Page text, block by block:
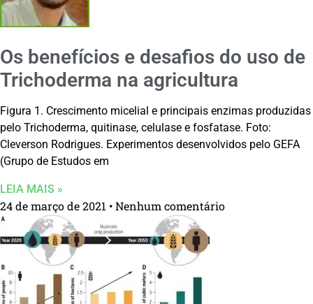
Os benefícios e desafios do uso de
Trichoderma na agricultura
Figura 1. Crescimento micelial e principais enzimas produzidas
pelo Trichoderma, quitinase, celulase e fosfatase. Foto:
Cleverson Rodrigues. Experimentos desenvolvidos pelo GEFA
(Grupo de Estudos em
LEIA MAIS »
24 de março de 2021 Nenhum comentário